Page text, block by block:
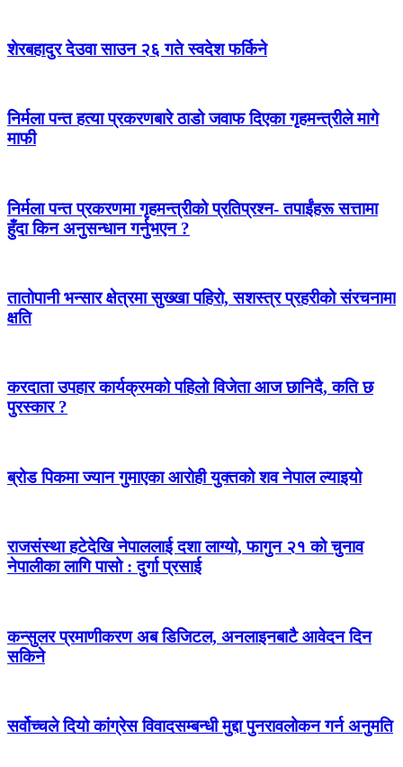
शेरबहादुर देउवा साउन २६ गते स्वदेश फर्किने
निर्मला पन्त हत्या प्रकरणबारे ठाडो जवाफ दिएका गृहमन्त्रीले मागे
माफी
निर्मला पन्त प्रकरणमा गृहमन्त्रीको प्रतिप्रश्न- तपाईंहरू सत्तामा
हुँदा किन अनुसन्धान गर्नुभएन ?
तातोपानी भन्सार क्षेत्रमा सुख्खा पहिरो, सशस्त्र प्रहरीको संरचनामा
क्षति
करदाता उपहार कार्यक्रमको पहिलो विजेता आज छानिदै, कति छ
पुरस्कार ?
ब्रोड पिकमा ज्यान गुमाएका आरोही युक्तको शव नेपाल ल्याइयो
राजसंस्था हटेदेखि नेपाललाई दशा लाग्यो, फागुन २१ को चुनाव
नेपालीका लागि पासो : दुर्गा प्रसाई
कन्सुलर प्रमाणीकरण अब डिजिटल, अनलाइनबाटै आवेदन दिन
सकिने
सर्वोच्चले दियो कांग्रेस विवादसम्बन्धी मुद्दा पुनरावलोकन गर्न अनुमति